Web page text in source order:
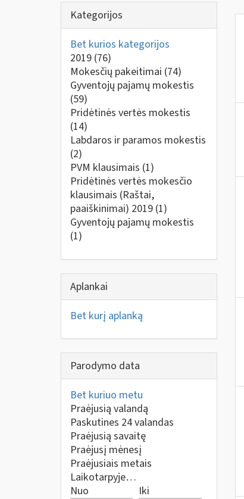
Kategorijos
Bet kurios kategorijos
2019 (76)
Mokesčių pakeitimai (74)
Gyventojų pajamų mokestis
(59)
Pridėtinės vertės mokestis
(14)
Labdaros ir paramos mokestis
(2)
PVM klausimais (1)
Pridėtinės vertės mokesčio
klausimais (Raštai,
paaiškinimai) 2019 (1)
Gyventojų pajamų mokestis
(1)
Aplankai
Bet kurį aplanką
Parodymo data
Bet kuriuo metu
Praėjusią valandą
Paskutines 24 valandas
Praėjusią savaitę
Praėjusį mėnesį
Praėjusiais metais
Laikotarpyje…
Nuo
Iki